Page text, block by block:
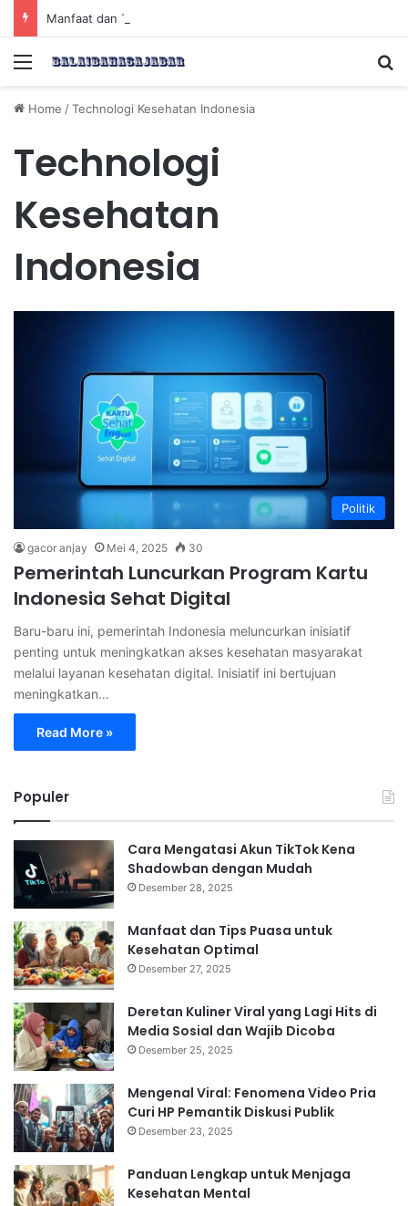
Manfaat dan Tips Puasa untuk Kesehatan Optimal
Menu
Home /Technologi Kesehatan Indonesia
Technologi
Kesehatan
Indonesia
Politik
gacor anjay Mei 4, 2025 30
Pemerintah Luncurkan Program Kartu
Indonesia Sehat Digital
Baru-baru ini, pemerintah Indonesia meluncurkan inisiatif
penting untuk meningkatkan akses kesehatan masyarakat
melalui layanan kesehatan digital. Inisiatif ini bertujuan
meningkatkan…
Read More »
Populer
Cara Mengatasi Akun TikTok Kena
Shadowban dengan Mudah
Desember 28, 2025
Manfaat dan Tips Puasa untuk
Kesehatan Optimal
Desember 27, 2025
Deretan Kuliner Viral yang Lagi Hits di
Media Sosial dan Wajib Dicoba
Desember 25, 2025
Mengenal Viral: Fenomena Video Pria
Curi HP Pemantik Diskusi Publik
Desember 23, 2025
Panduan Lengkap untuk Menjaga
Kesehatan Mental